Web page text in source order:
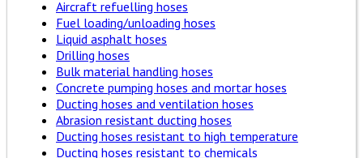
Aircraft refuelling hoses
Fuel loading/unloading hoses
Liquid asphalt hoses
Drilling hoses
Bulk material handling hoses
Concrete pumping hoses and mortar hoses
Ducting hoses and ventilation hoses
Abrasion resistant ducting hoses
Ducting hoses resistant to high temperature
Ducting hoses resistant to chemicals